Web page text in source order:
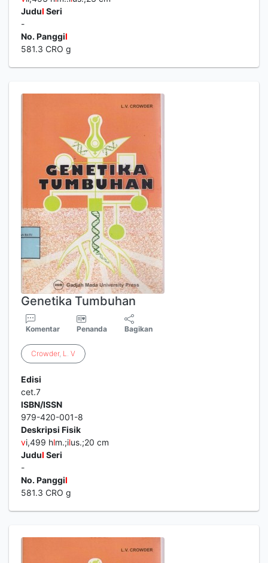
Judul Seri
-
No. Panggil
581.3 CRO g
Genetika Tumbuhan
Komentar Penanda Bagikan
Crowder, L. V
Edisi
cet.7
ISBN/ISSN
979-420-001-8
Deskripsi Fisik
vi,499 hlm.;ilus.;20 cm
Judul Seri
-
No. Panggil
581.3 CRO g